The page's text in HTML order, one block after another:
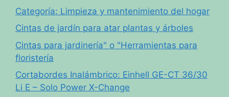
Categoría: Limpieza y mantenimiento del hogar
Cintas de jardín para atar plantas y árboles
Cintas para jardinería" o "Herramientas para
floristería
Cortabordes Inalámbrico: Einhell GE-CT 36/30
Li E – Solo Power X-Change